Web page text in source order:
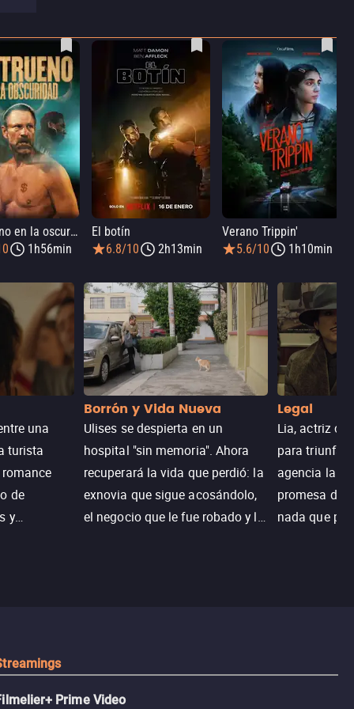
Un trueno en la oscuridad
1h56min
El botín
6.8/10
2h13min
Verano Trippin'
5.6/10
1h10min
una
turista
de
y
Borrón y Vida Nueva
Ulises se despierta en un
hospital "sin memoria". Ahora
recuperará la vida que perdió: la
exnovia que sigue acosándolo,
el negocio que le fue robado y la
Legal
Lia, actriz
para triunfar
agencia la
promesa de
nada que
Prime Video